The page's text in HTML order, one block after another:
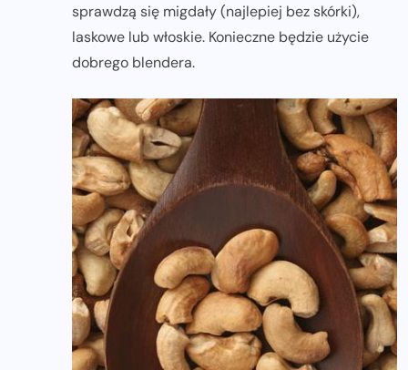
sprawdzą się migdały (najlepiej bez skórki),
laskowe lub włoskie. Konieczne będzie użycie
dobrego blendera.